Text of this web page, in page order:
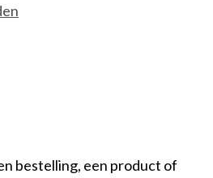
bestelling, een product of